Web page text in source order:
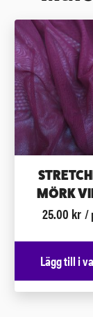
MÖRK
25.00 kr /
Lägg till i